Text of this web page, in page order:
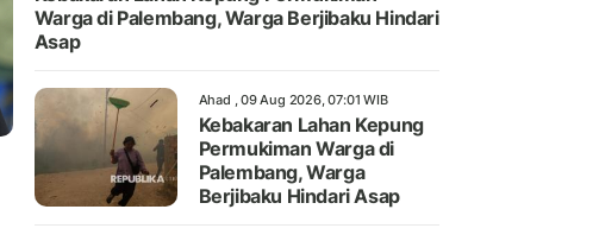
Warga di Palembang, Warga Berjibaku Hindari
Asap
Ahad , 09 Aug 2026, 07:01 WIB
Kebakaran Lahan Kepung
Permukiman Warga di
Palembang, Warga
Berjibaku Hindari Asap